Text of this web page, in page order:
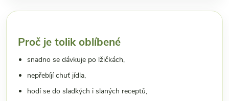
Proč je tolik oblíbené
snadno se dávkuje po lžičkách,
nepřebíjí chuť jídla,
hodí se do sladkých i slaných receptů,